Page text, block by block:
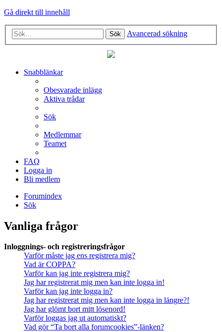
Gå direkt till innehåll
Sök Avancerad sökning
Snabblänkar
Obesvarade inlägg
Aktiva trådar
Sök
Medlemmar
Teamet
FAQ
Logga in
Bli medlem
Forumindex
Sök
Vanliga frågor
Inloggnings- och registreringsfrågor
Varför måste jag ens registrera mig?
Vad är COPPA?
Varför kan jag inte registrera mig?
Jag har registrerat mig men kan inte logga in!
Varför kan jag inte logga in?
Jag har registrerat mig men kan inte logga in längre?!
Jag har glömt bort mitt lösenord!
Varför loggas jag ut automatiskt?
Vad gör “Ta bort alla forumcookies”-länken?